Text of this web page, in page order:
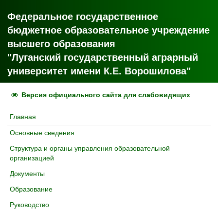
Федеральное государственное
бюджетное образовательное учреждение
высшего образования
"Луганский государственный аграрный
университет имени К.Е. Ворошилова"
Версия официального сайта для слабовидящих
Главная
Основные сведения
Структура и органы управления образовательной
организацией
Документы
Образование
Руководство